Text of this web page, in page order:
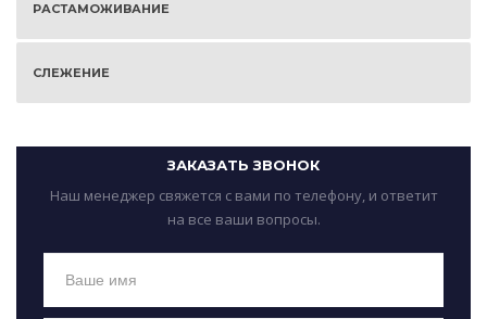
РАСТАМОЖИВАНИЕ
СЛЕЖЕНИЕ
ЗАКАЗАТЬ ЗВОНОК
Наш менеджер свяжется с вами по телефону, и ответит
на все ваши вопросы.